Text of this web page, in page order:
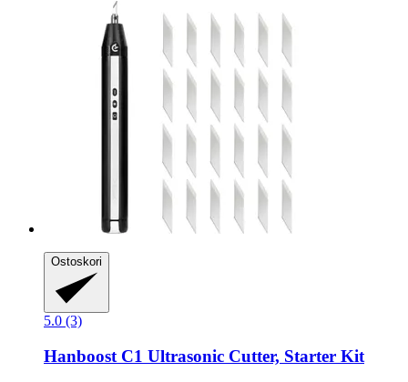
Ostoskori
5.0 (3)
Hanboost C1 Ultrasonic Cutter, Starter Kit